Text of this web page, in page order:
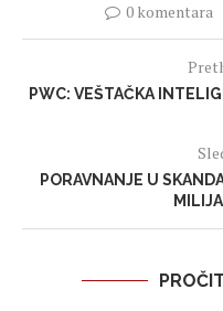
0 komentara
PWC: VEŠTAČKA
PORAVNANJE U